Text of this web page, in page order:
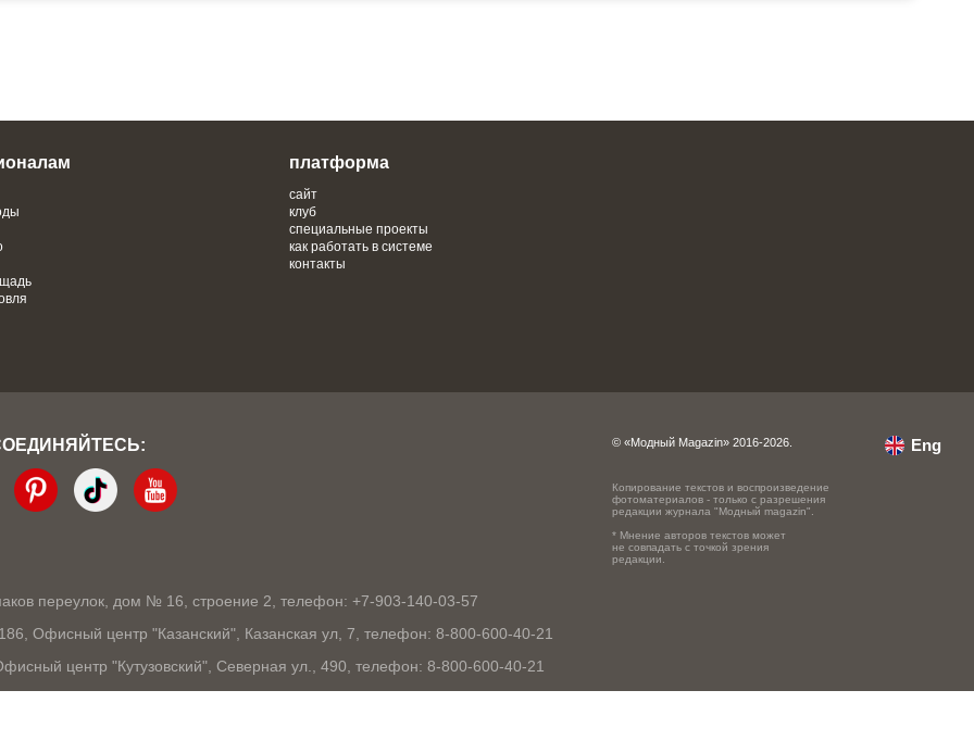
платформа
сайт
клуб
специальные проекты
как работать в системе
контакты
переулок, дом № 16, строение 2, телефон: +7-903-140-03-57
Офисный центр "Казанский", Казанская ул, 7, телефон: 8-800-600-40-21
центр "Кутузовский", Северная ул., 490, телефон: 8-800-600-40-21
© «Модный Magazin» 2016-2026.
Копирование текстов и воспроизведение
фотоматериалов - только с разрешения
редакции журнала "Модный magazin".
* Мнение авторов текстов может
не совпадать с точкой зрения
редакции.
Eng